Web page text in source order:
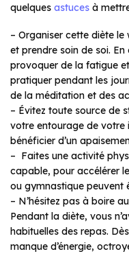
quelques astuces à
– Organiser cette diète
et prendre soin de soi.
provoquer de la fatigue
pratiquer pendant les
de la méditation et des
– Évitez toute source de
votre entourage de votre
bénéficier d’un
– Faites une activité
capable, pour accélérer
ou gymnastique peuvent
– N’hésitez pas à boire
Pendant la diète, vous
habituelles des repas.
manque d’énergie,